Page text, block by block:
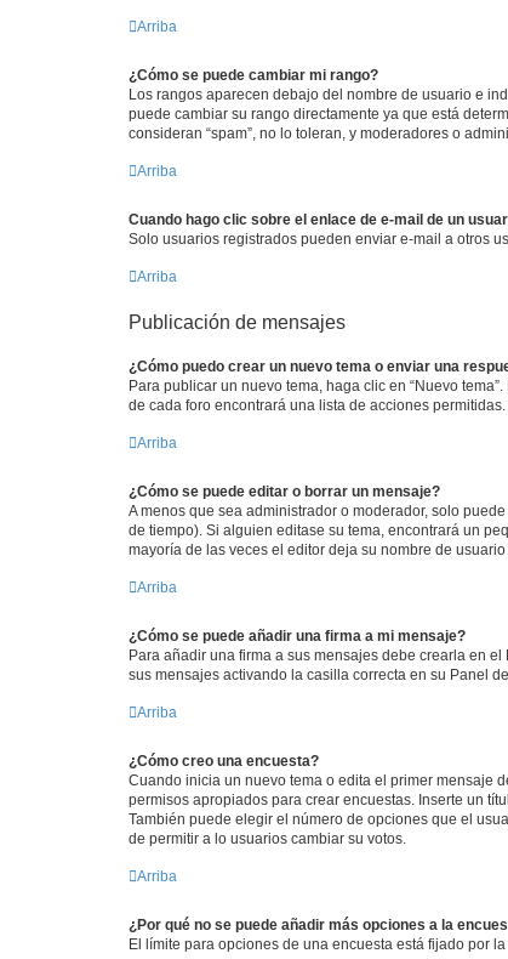
Arriba
¿Cómo se puede cambiar mi rango?
Los rangos aparecen debajo del nombre de usuario e
puede cambiar su rango directamente ya que está
consideran “spam”, no lo toleran, y moderadores o
Arriba
Cuando hago clic sobre el enlace de e-mail de un
Solo usuarios registrados pueden enviar e-mail a otros
Arriba
Publicación de mensajes
¿Cómo puedo crear un nuevo tema o enviar una
Para publicar un nuevo tema, haga clic en “Nuevo
de cada foro encontrará una lista de acciones
Arriba
¿Cómo se puede editar o borrar un mensaje?
A menos que sea administrador o moderador, solo
de tiempo). Si alguien editase su tema, encontrará un
mayoría de las veces el editor deja su nombre de
Arriba
¿Cómo se puede añadir una firma a mi mensaje?
Para añadir una firma a sus mensajes debe crearla en
sus mensajes activando la casilla correcta en su Panel
Arriba
¿Cómo creo una encuesta?
Cuando inicia un nuevo tema o edita el primer mensaje
permisos apropiados para crear encuestas. Inserte un
También puede elegir el número de opciones que el
de permitir a lo usuarios cambiar su votos.
Arriba
¿Por qué no se puede añadir más opciones a la
El límite para opciones de una encuesta está fijado por